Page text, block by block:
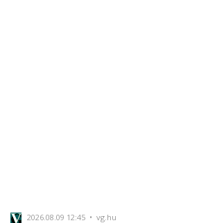
2026.08.09 12:45 • vg.hu